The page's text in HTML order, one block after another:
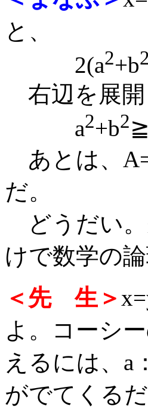
と、
2(a2+b2
右辺を展開
a2+b2
あとは、
だ。
どうだい。
けで数学の
＜先 生＞
よ。コーシ
えるには、a
がでてくる